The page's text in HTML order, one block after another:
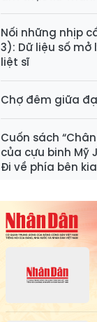
Nối những nhịp
3): Dữ liệu số
liệt sĩ
Chợ đêm giữa
Cuốn sách
của cựu binh Mỹ
Đi về phía bên